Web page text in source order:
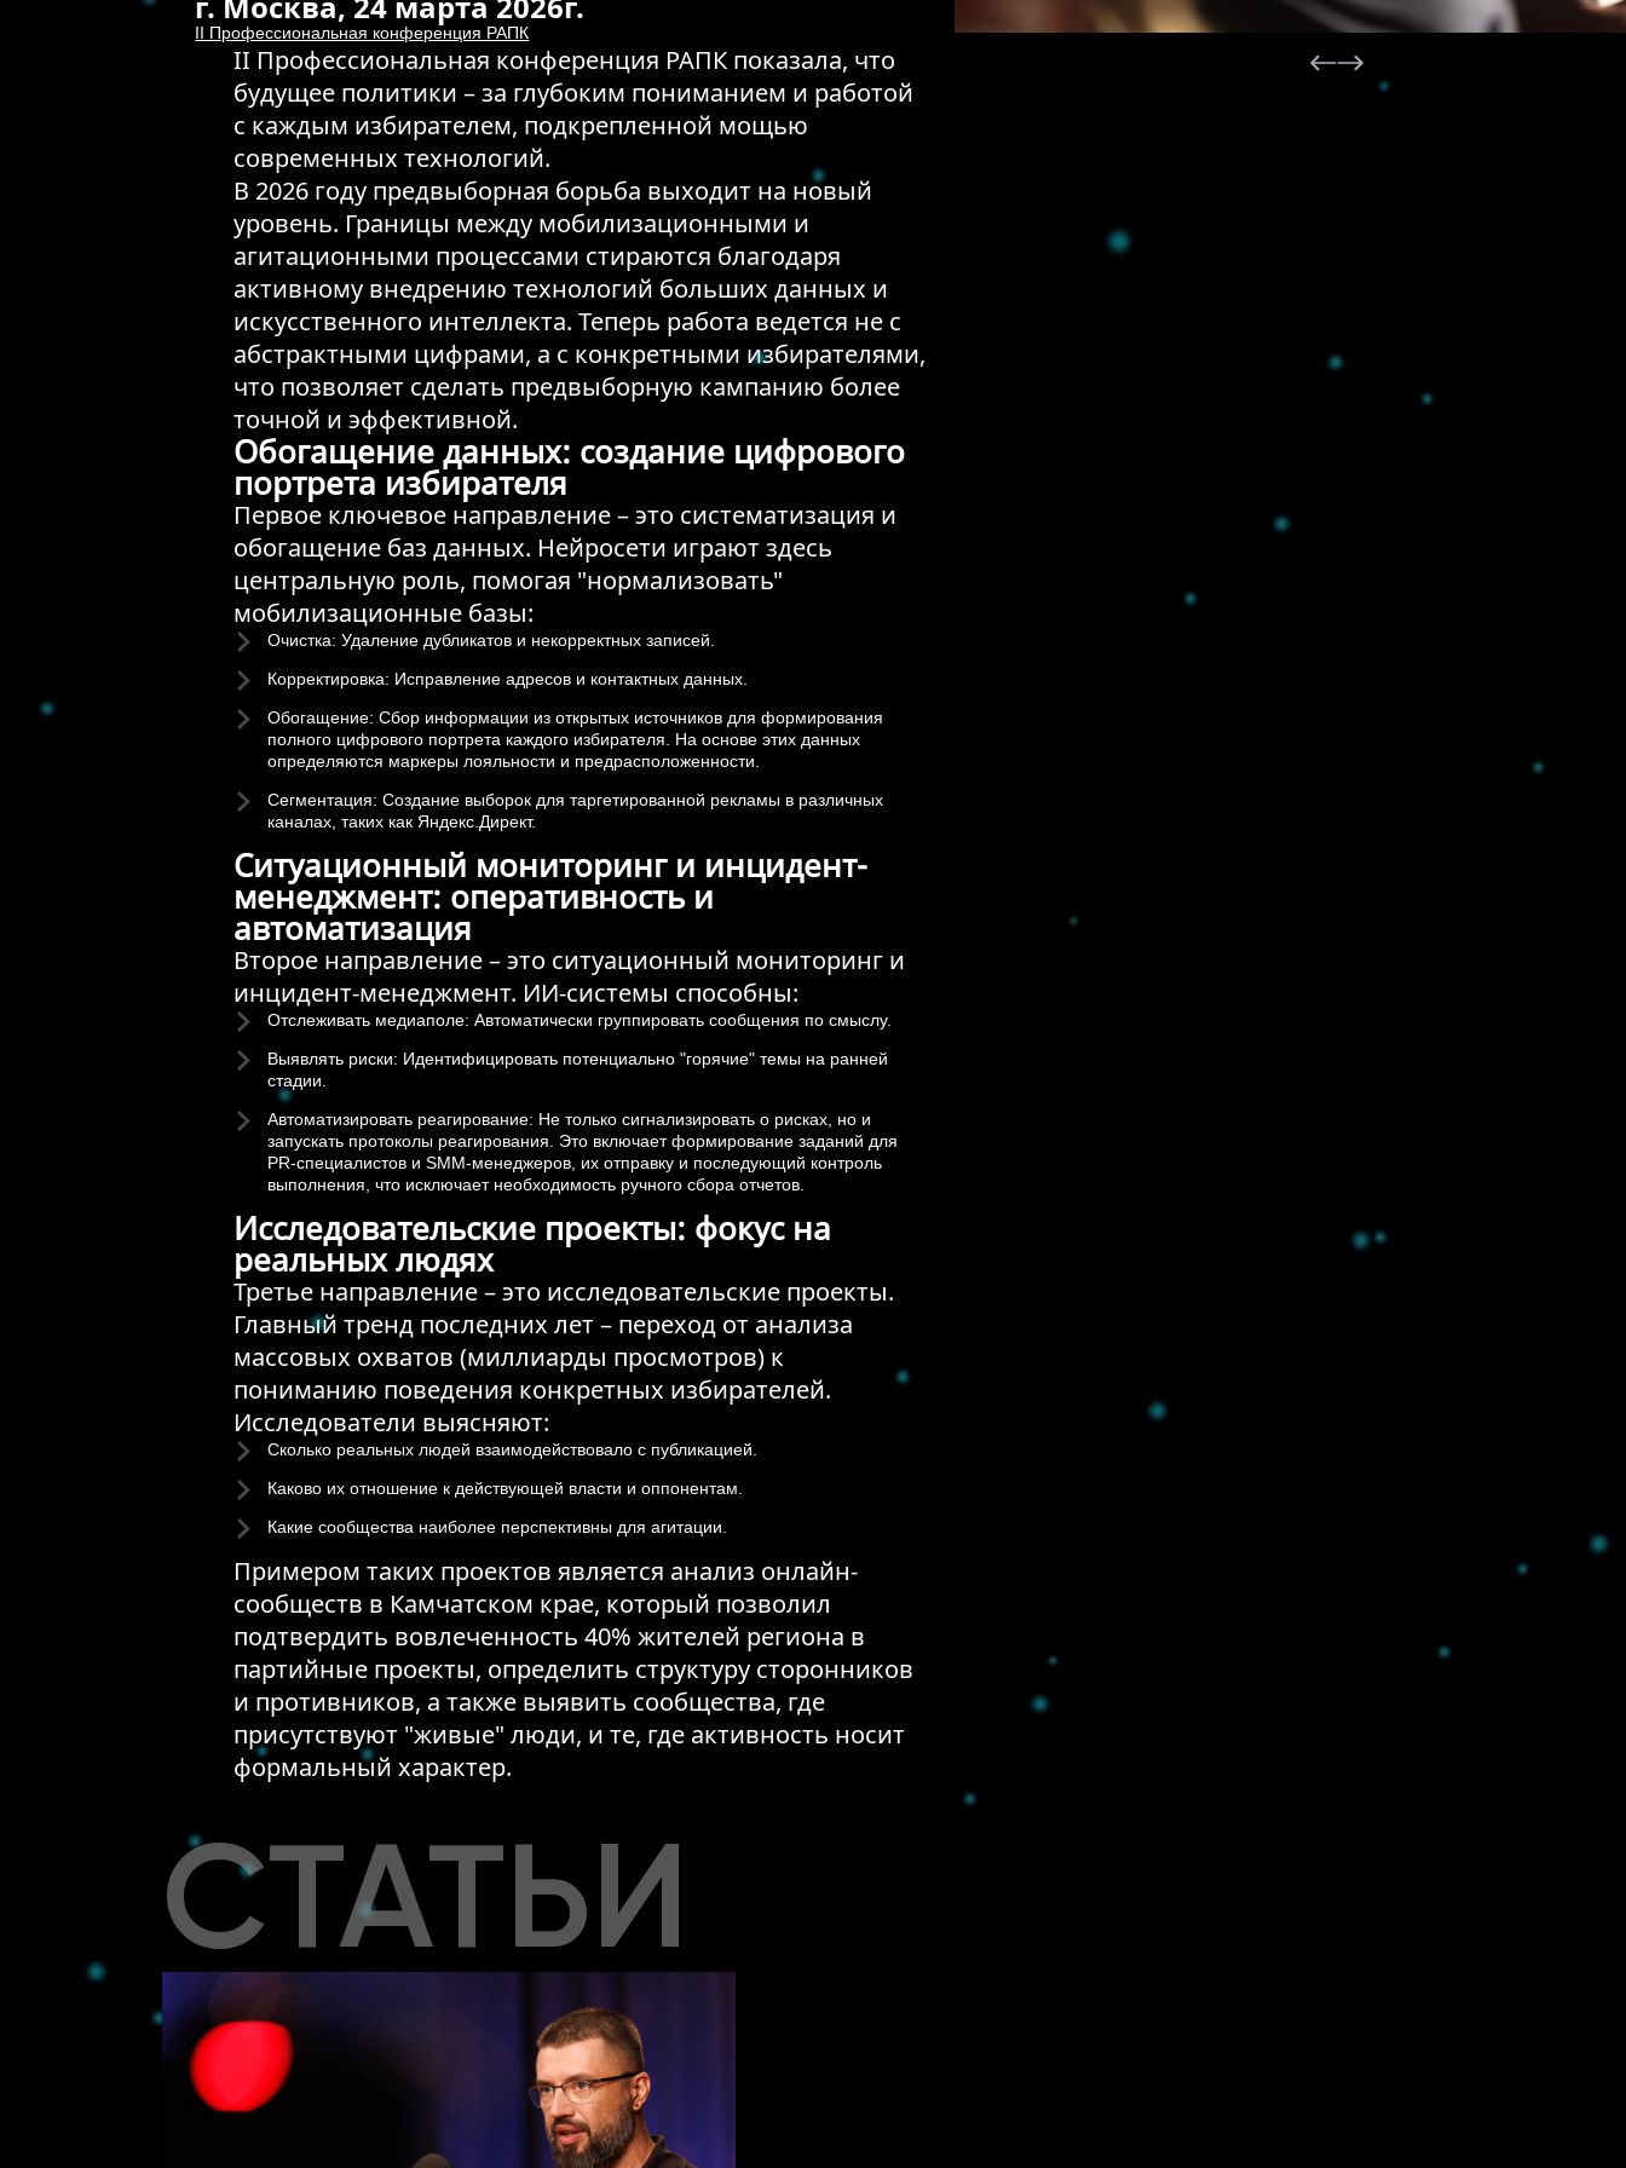
II Профессиональная конференция РАПК
II Профессиональная конференция РАПК показала, что
будущее политики – за глубоким пониманием и работой
с каждым избирателем, подкрепленной мощью
современных технологий.
В 2026 году предвыборная борьба выходит на новый
уровень. Границы между мобилизационными и
агитационными процессами стираются благодаря
активному внедрению технологий больших данных и
искусственного интеллекта. Теперь работа ведется не с
абстрактными цифрами, а с конкретными избирателями,
что позволяет сделать предвыборную кампанию более
точной и эффективной.
Обогащение данных: создание цифрового
портрета избирателя
Первое ключевое направление – это систематизация и
обогащение баз данных. Нейросети играют здесь
центральную роль, помогая "нормализовать"
мобилизационные базы:
Очистка: Удаление дубликатов и некорректных записей.
Корректировка: Исправление адресов и контактных данных.
Обогащение: Сбор информации из открытых источников для формирования
полного цифрового портрета каждого избирателя. На основе этих данных
определяются маркеры лояльности и предрасположенности.
Сегментация: Создание выборок для таргетированной рекламы в различных
каналах, таких как Яндекс.Директ.
Ситуационный мониторинг и инцидент-
менеджмент: оперативность и
автоматизация
Второе направление – это ситуационный мониторинг и
инцидент-менеджмент. ИИ-системы способны:
Отслеживать медиаполе: Автоматически группировать сообщения по смыслу.
Выявлять риски: Идентифицировать потенциально "горячие" темы на ранней
стадии.
Автоматизировать реагирование: Не только сигнализировать о рисках, но и
запускать протоколы реагирования. Это включает формирование заданий для
PR-специалистов и SMM-менеджеров, их отправку и последующий контроль
выполнения, что исключает необходимость ручного сбора отчетов.
Исследовательские проекты: фокус на
реальных людях
Третье направление – это исследовательские проекты.
Главный тренд последних лет – переход от анализа
массовых охватов (миллиарды просмотров) к
пониманию поведения конкретных избирателей.
Исследователи выясняют:
Сколько реальных людей взаимодействовало с публикацией.
Каково их отношение к действующей власти и оппонентам.
Какие сообщества наиболее перспективны для агитации.
Примером таких проектов является анализ онлайн-
сообществ в Камчатском крае, который позволил
подтвердить вовлеченность 40% жителей региона в
партийные проекты, определить структуру сторонников
и противников, а также выявить сообщества, где
присутствуют "живые" люди, и те, где активность носит
формальный характер.
СТАТЬИ